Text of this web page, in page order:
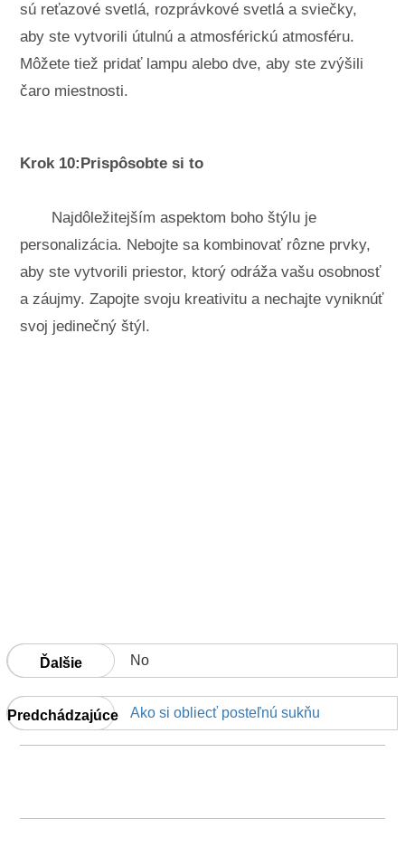
sú reťazové svetlá, rozprávkové svetlá a sviečky,
aby ste vytvorili útulnú a atmosférickú atmosféru.
Môžete tiež pridať lampu alebo dve, aby ste zvýšili
čaro miestnosti.
Krok 10:Prispôsobte si to
Najdôležitejším aspektom boho štýlu je
personalizácia. Nebojte sa kombinovať rôzne prvky,
aby ste vytvorili priestor, ktorý odráža vašu osobnosť
a záujmy. Zapojte svoju kreativitu a nechajte vyniknúť
svoj jedinečný štýl.
Ďalšie No
Predchádzajúce Ako si obliecť posteľnú sukňu